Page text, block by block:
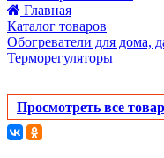
Главная
Каталог товаров
Обогреватели для дома,
Терморегуляторы
Просмотреть все